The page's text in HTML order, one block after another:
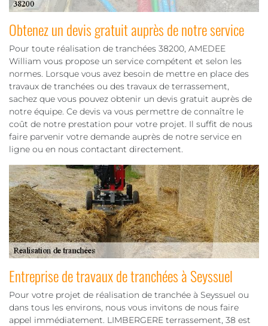
Obtenez un devis gratuit auprès de notre service
Pour toute réalisation de tranchées 38200, AMEDEE
William vous propose un service compétent et selon les
normes. Lorsque vous avez besoin de mettre en place des
travaux de tranchées ou des travaux de terrassement,
sachez que vous pouvez obtenir un devis gratuit auprès de
notre équipe. Ce devis va vous permettre de connaître le
coût de notre prestation pour votre projet. Il suffit de nous
faire parvenir votre demande auprès de notre service en
ligne ou en nous contactant directement.
Entreprise de travaux de tranchées à Seyssuel
Pour votre projet de réalisation de tranchée à Seyssuel ou
dans tous les environs, nous vous invitons de nous faire
appel immédiatement. LIMBERGERE terrassement, 38 est